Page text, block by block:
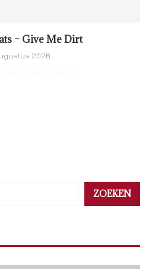
– Give Me Dirt
2026
ZOEKEN